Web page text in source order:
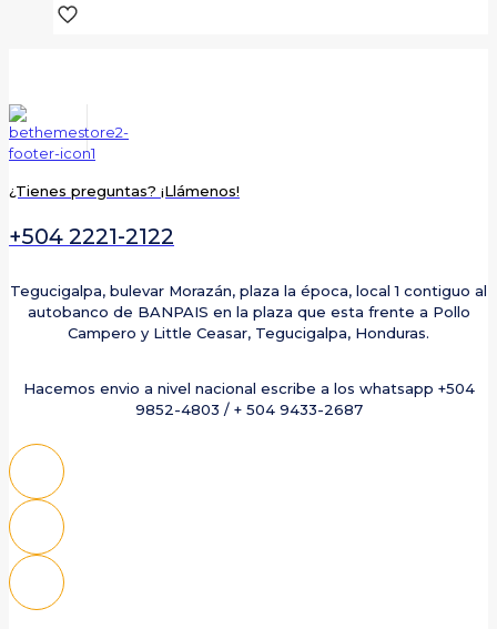
¿Tienes preguntas? ¡Llámenos!
+504 2221-2122
Tegucigalpa, bulevar Morazán, plaza la época, local 1 contiguo al
autobanco de BANPAIS en la plaza que esta frente a Pollo
Campero y Little Ceasar, Tegucigalpa, Honduras.
Hacemos envio a nivel nacional escribe a los whatsapp +504
9852-4803 / + 504 9433-2687